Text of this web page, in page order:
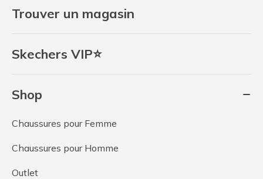
Trouver un magasin
Skechers VIP⭐
Shop
Chaussures pour Femme
Chaussures pour Homme
Outlet